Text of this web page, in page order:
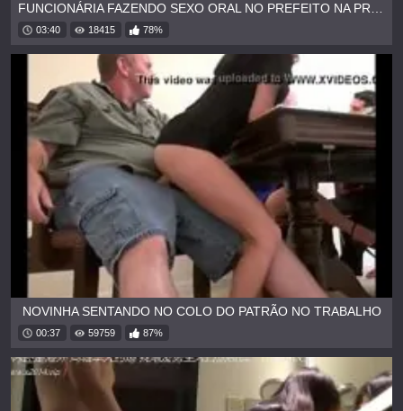
03:40 18415 78%
NOVINHA SENTANDO NO COLO DO PATRÃO NO TRABALHO
00:37 59759 87%